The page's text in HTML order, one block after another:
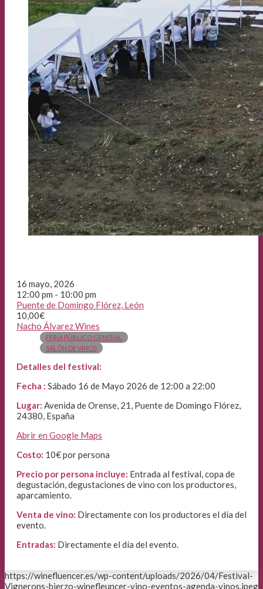
16 mayo, 2026
12:00 pm - 10:00 pm
Puente de Domingo Flórez, León
10,00€
Nacho Álvarez Wines
FERIA PÚBLICO GENERAL
SALÓN DE VINOS
Detalles del festival:
Fecha : Sábado 16 de Mayo 2026 de 12:00 a 22:00
Lugar: Avenida de Orense, 21, Puente de Domingo Flórez,
24380, España
Abrir en Google Maps
Costo: 10€ por persona
Precio por persona incluye: Entrada al festival, copa de
degustación, degustaciones de vino con los productores,
aparcamiento.
Venta de vino: Directamente con los productores el día del
evento.
Entradas: Directamente el día del evento.
https://winefluencer.es/wp-content/uploads/2026/04/Festival-
Vignerons-bierzo-winefleuncer-vino-eventos-agenda-vinos.jpeg